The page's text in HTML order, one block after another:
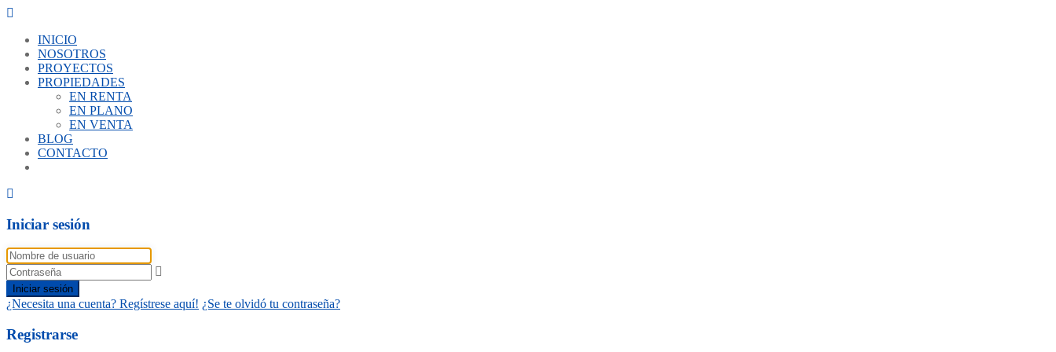
INICIO
NOSOTROS
PROYECTOS
PROPIEDADES
EN RENTA
EN PLANO
EN VENTA
BLOG
CONTACTO
Iniciar sesión
Iniciar sesión
¿Necesita una cuenta? Regístrese aquí! ¿Se te olvidó tu contraseña?
Registrarse